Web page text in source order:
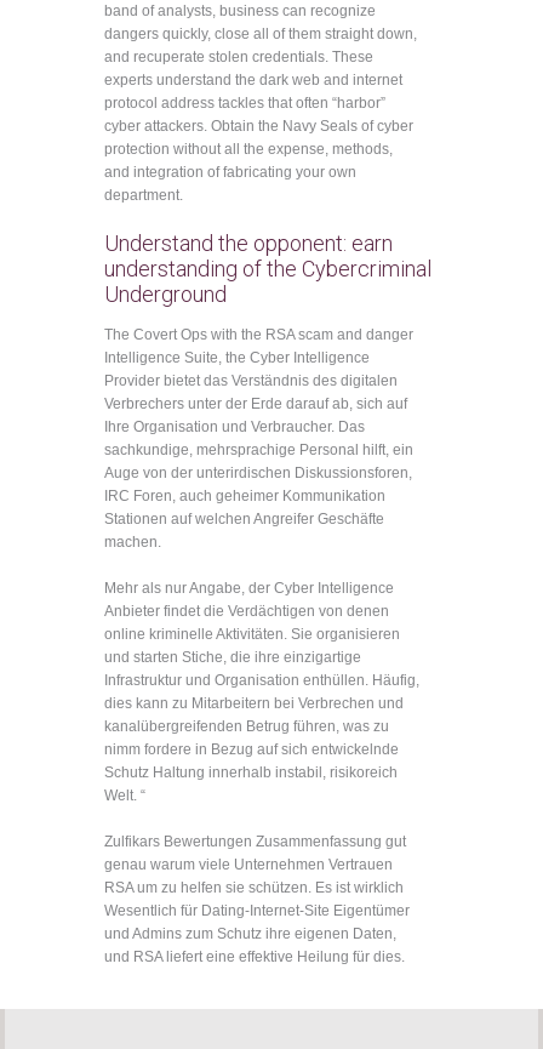
band of analysts, business can recognize
dangers quickly, close all of them straight down,
and recuperate stolen credentials. These
experts understand the dark web and internet
protocol address tackles that often “harbor”
cyber attackers. Obtain the Navy Seals of cyber
protection without all the expense, methods,
and integration of fabricating your own
department.
Understand the opponent: earn
understanding of the Cybercriminal
Underground
The Covert Ops with the RSA scam and danger
Intelligence Suite, the Cyber ​​Intelligence
Provider bietet das Verständnis des digitalen
Verbrechers unter der Erde darauf ab, sich auf
Ihre Organisation und Verbraucher. Das
sachkundige, mehrsprachige Personal hilft, ein
Auge von der unterirdischen Diskussionsforen,
IRC Foren, auch geheimer Kommunikation
Stationen auf welchen Angreifer Geschäfte
machen.
Mehr als nur Angabe, der Cyber ​​Intelligence
Anbieter findet die Verdächtigen von denen
online kriminelle Aktivitäten. Sie organisieren
und starten Stiche, die ihre einzigartige
Infrastruktur und Organisation enthüllen. Häufig,
dies kann zu Mitarbeitern bei Verbrechen und
kanalübergreifenden Betrug führen, was zu
nimm fordere in Bezug auf sich entwickelnde
Schutz Haltung innerhalb instabil, risikoreich
Welt. “
Zulfikars Bewertungen Zusammenfassung gut
genau warum viele Unternehmen Vertrauen
RSA um zu helfen sie schützen. Es ist wirklich
Wesentlich für Dating-Internet-Site Eigentümer
und Admins zum Schutz ihre eigenen Daten,
und RSA liefert eine effektive Heilung für dies.